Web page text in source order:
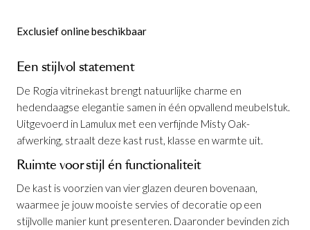
Exclusief online beschikbaar
Een stijlvol statement
De Rogia vitrinekast brengt natuurlijke charme en
hedendaagse elegantie samen in één opvallend meubelstuk.
Uitgevoerd in Lamulux met een verfijnde Misty Oak-
afwerking, straalt deze kast rust, klasse en warmte uit.
Ruimte voor stijl én functionaliteit
De kast is voorzien van vier glazen deuren bovenaan,
waarmee je jouw mooiste servies of decoratie op een
stijlvolle manier kunt presenteren. Daaronder bevinden zich